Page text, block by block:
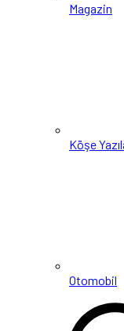
Magazin
Köşe
Otomobil